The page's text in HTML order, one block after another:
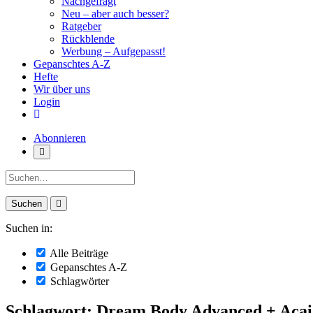
Neu – aber auch besser?
Ratgeber
Rückblende
Werbung – Aufgepasst!
Gepanschtes A-Z
Hefte
Wir über uns
Login
Abonnieren
Suche:
Suchen in:
Alle Beiträge
Gepanschtes A-Z
Schlagwörter